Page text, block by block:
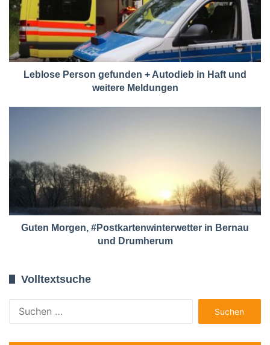
Leblose Person gefunden + Autodieb in Haft und
weitere Meldungen
Guten Morgen, #Postkartenwinterwetter in Bernau
und Drumherum
Volltextsuche
nach: